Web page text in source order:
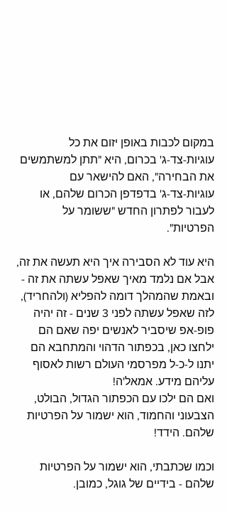
במקום לכבות באופן יזום את כל
עוגיות-צד-ג' בכרום, היא "תתן למשתמשים
את הבחירה", האם להישאר עם
עוגיות-צד-ג' בדפדפן הכרום שלהם, או
לעבור לפתרון החדש "ששומר על
הפרטיות".
היא עוד לא הסבירה איך היא תעשה את זה,
אבל אם נלמד מאיך שאפל עשתה את זה -
ובאמת שהמהלך דומה להפליא (ולהחריד),
לזה שאפל עשתה לפני 3 שנים - זה יהיה
פופ-אפ שיסביר לאנשים יפה שאם הם
ילחצו כאן, בכפתור הדהוי והמתחבא הם
יתנו ל-כ-ל מפרסמי העולם רשות לאסוף
עליהם מידע. אמאל'ה!
ואם הם ילכו עם הכפתור הגדול, הבולט,
הצבעוני והחמוד, הוא ישמור על הפרטיות
שלהם. הידד!
וכמו שכתבתי, הוא ישמור על הפרטיות
שלהם - בידיים של גוגל, כמובן.